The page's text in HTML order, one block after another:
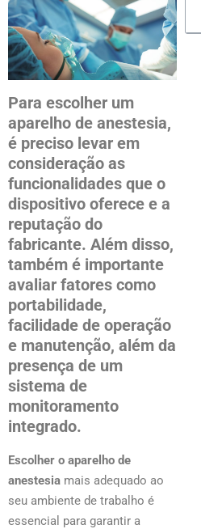
Para escolher um
aparelho de anestesia,
é preciso levar em
consideração as
funcionalidades que o
dispositivo oferece e a
reputação do
fabricante. Além disso,
também é importante
avaliar fatores como
portabilidade,
facilidade de operação
e manutenção, além da
presença de um
sistema de
monitoramento
integrado.
Escolher o aparelho de
anestesia mais adequado ao
seu ambiente de trabalho é
essencial para garantir a